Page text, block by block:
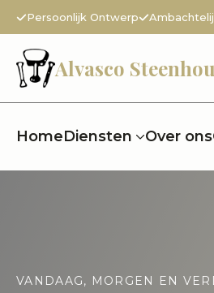
Persoonlijk Ontwerp
Alvasco
HomeDiensten Over ons
VANDAAG, MORGEN EN